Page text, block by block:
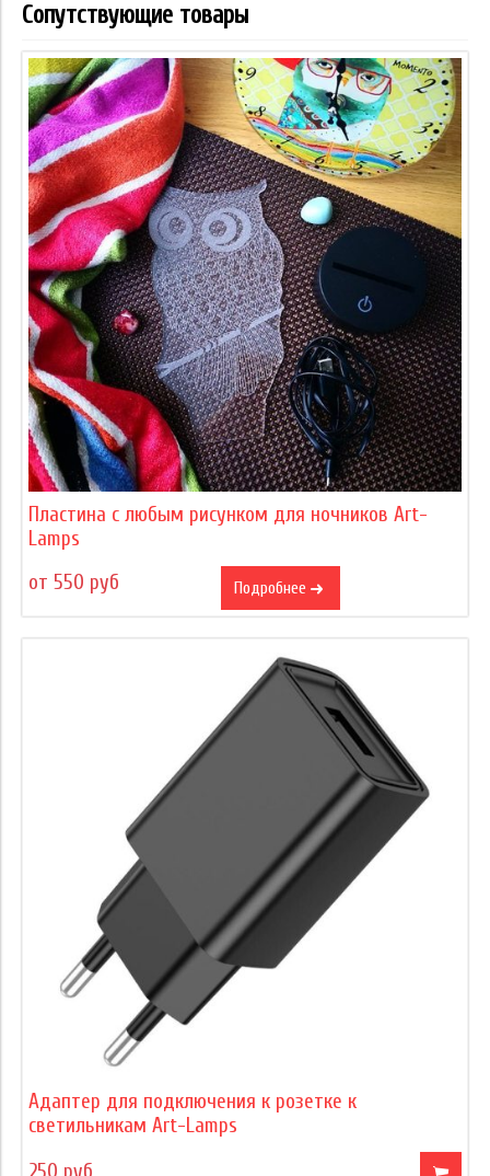
Сопутствующие товары
Пластина с любым рисунком для ночников Art-
Lamps
от 550 руб
Подробнее
Адаптер для подключения к розетке к
светильникам Art-Lamps